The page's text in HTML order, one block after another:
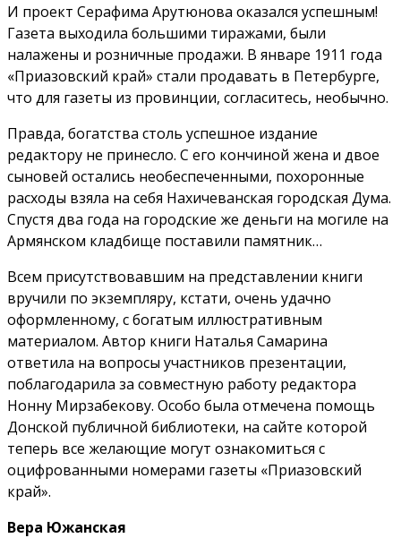
И проект Серафима Арутюнова оказался успешным!
Газета выходила большими тиражами, были
налажены и розничные продажи. В январе 1911 года
«Приазовский край» стали продавать в Петербурге,
что для газеты из провинции, согласитесь, необычно.
Правда, богатства столь успешное издание
редактору не принесло. С его кончиной жена и двое
сыновей остались необеспеченными, похоронные
расходы взяла на себя Нахичеванская городская Дума.
Спустя два года на городские же деньги на могиле на
Армянском кладбище поставили памятник…
Всем присутствовавшим на представлении книги
вручили по экземпляру, кстати, очень удачно
оформленному, с богатым иллюстративным
материалом. Автор книги Наталья Самарина
ответила на вопросы участников презентации,
поблагодарила за совместную работу редактора
Нонну Мирзабекову. Особо была отмечена помощь
Донской публичной библиотеки, на сайте которой
теперь все желающие могут ознакомиться с
оцифрованными номерами газеты «Приазовский
край».
Вера Южанская